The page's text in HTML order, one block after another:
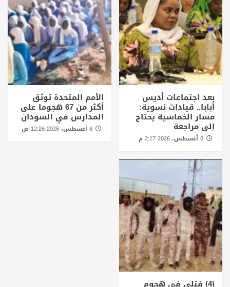
بعد اجتماعات أديس
أبابا.. قيادات نسوية:
مسار الخماسية يحتاج
إلى مراجعة
الأمم المتحدة توثق
أكثر من 67 هجوما على
المدارس في السودان
8 أغسطس، 2026 12:26 ص
(4) فتلي في هجوم